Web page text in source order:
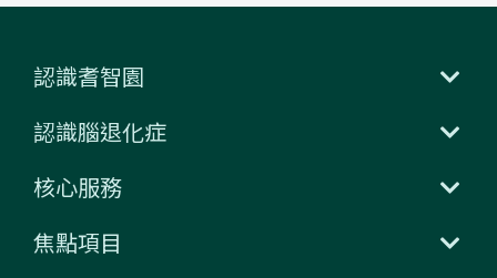
認識耆智園
認識腦退化症
核心服務
焦點項目